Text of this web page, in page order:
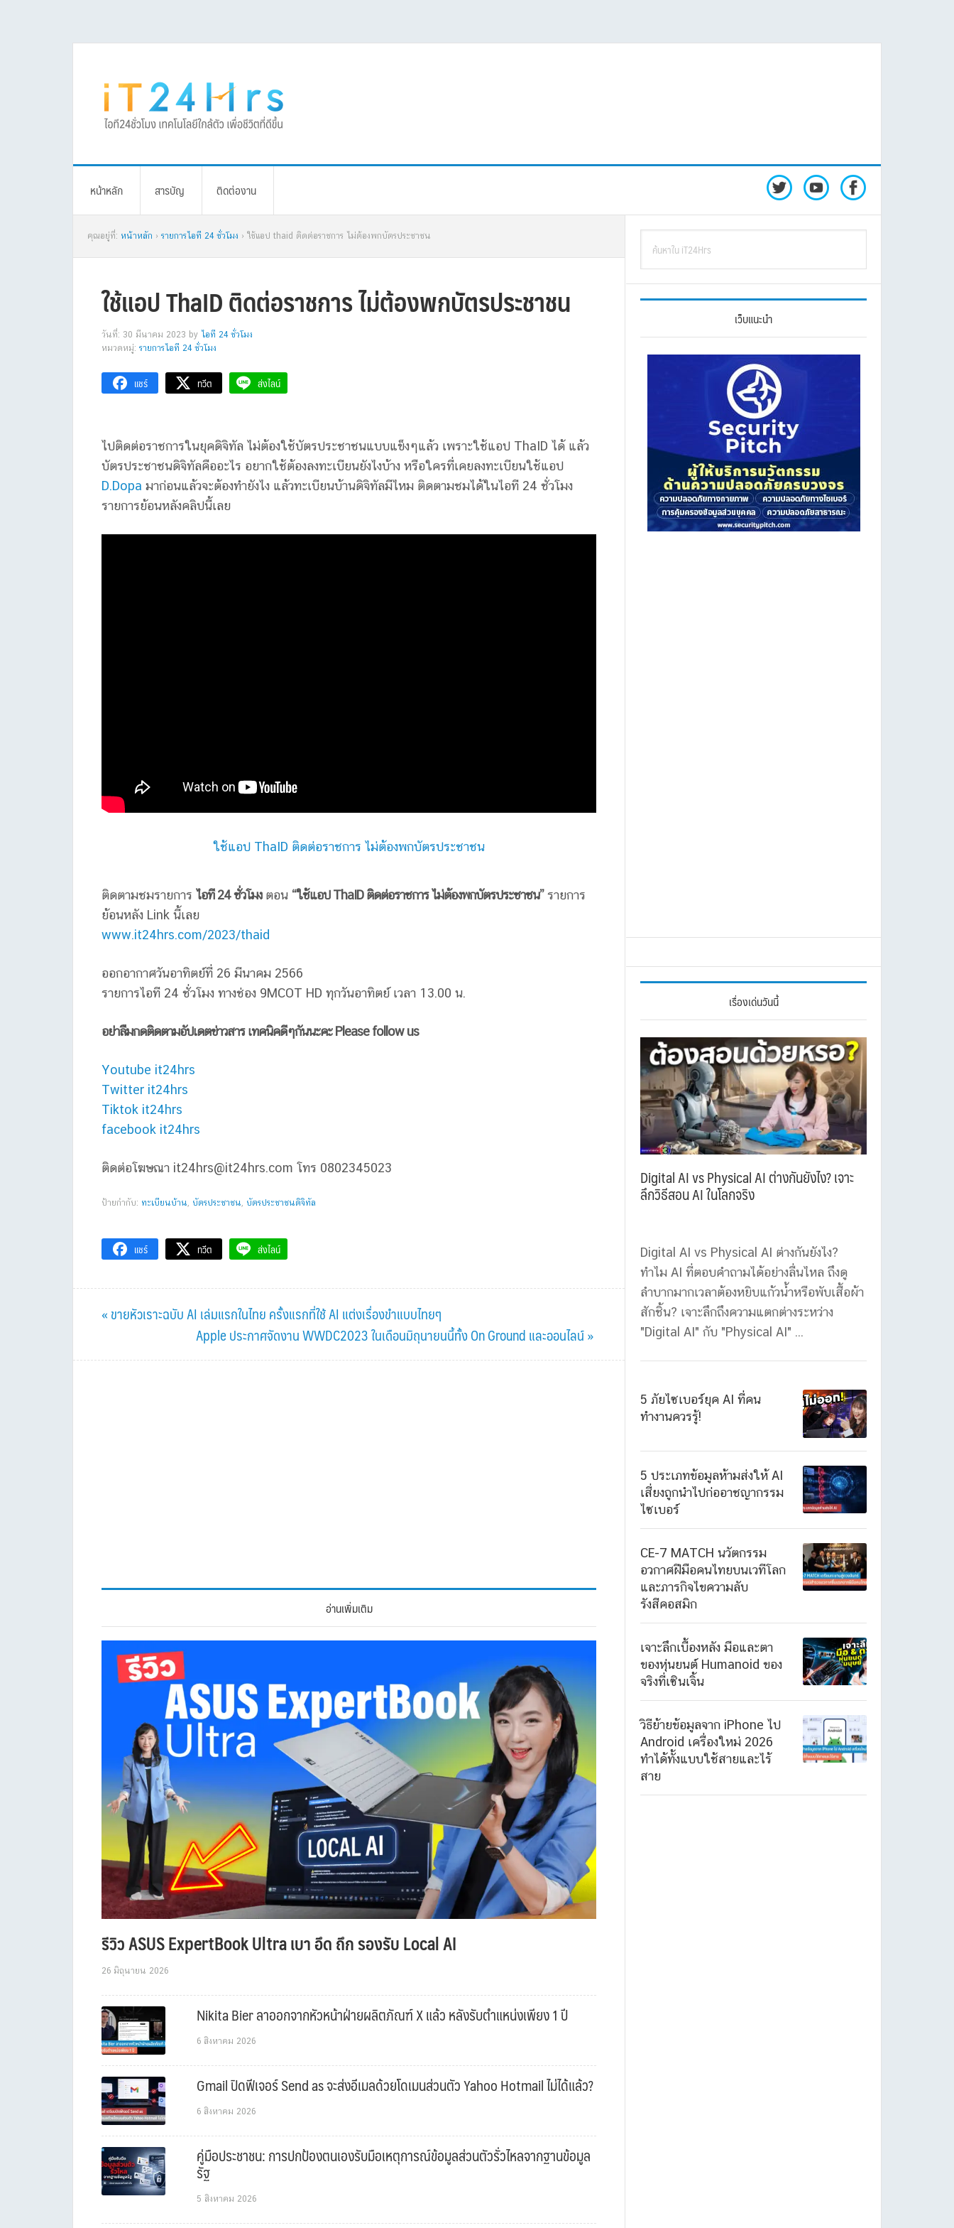
หน้าหลัก สารบัญ ติดต่องาน
คุณอยู่ที่: หน้าหลัก › รายการไอที 24 ชั่วโมง › ใช้แอป thaid ติดต่อราชการ ไม่ต้องพกบัตรประชาชน
ใช้แอป ThaID ติดต่อราชการ ไม่ต้องพกบัตรประชาชน
วันที่: 30 มีนาคม 2023 by ไอที 24 ชั่วโมง
หมวดหมู่: รายการไอที 24 ชั่วโมง
แชร์ ทวีต ส่งไลน์
ไปติดต่อราชการในยุคดิจิทัล ไม่ต้องใช้บัตรประชาชนแบบแข็งๆแล้ว เพราะใช้แอป ThaID ได้ แล้ว
บัตรประชาชนดิจิทัลคืออะไร อยากใช้ต้องลงทะเบียนยังไงบ้าง หรือใครที่เคยลงทะเบียนใช้แอป
D.Dopa มาก่อนแล้วจะต้องทำยังไง แล้วทะเบียนบ้านดิจิทัลมีไหม ติดตามชมได้ในไอที 24 ชั่วโมง
รายการย้อนหลังคลิปนี้เลย
ใช้แอป ThaID ติดต่อราชการ ไม่ต้องพกบัตรประชาชน
ติดตามชมรายการ ไอที 24 ชั่วโมงตอน “ใช้แอป ThaID ติดต่อราชการ ไม่ต้องพกบัตรประชาชน”รายการ
ย้อนหลัง Link นี้เลย
www.it24hrs.com/2023/thaid
ออกอากาศวันอาทิตย์ที่ 26 มีนาคม 2566
รายการไอที 24 ชั่วโมง ทางช่อง 9MCOT HD ทุกวันอาทิตย์ เวลา 13.00 น.
อย่าลืมกดติดตามอัปเดตข่าวสาร เทคนิคดีๆกันนะคะ Please follow us
Youtube it24hrs
Twitter it24hrs
Tiktok it24hrs
facebook it24hrs
ติดต่อโฆษณา it24hrs@it24hrs.com โทร 0802345023
ป้ายกำกับ: ทะเบียนบ้าน, บัตรประชาชน, บัตรประชาชนดิจิทัล
แชร์ ทวีต ส่งไลน์
Previous
« ขายหัวเราะฉบับ AI เล่มแรกในไทย ครั้งแรกที่ใช้ AI แต่งเรื่องขำแบบไทยๆ
Next
Post:
Apple ประกาศจัดงาน WWDC2023 ในเดือนมิถุนายนนี้ทั้ง On Ground และออนไลน์ »
อ่านเพิ่มเติม
รีวิว ASUS ExpertBook Ultra เบา อึด ถึก รองรับ Local AI
26 มิถุนายน 2026
Nikita Bier ลาออกจากหัวหน้าฝ่ายผลิตภัณฑ์ X แล้ว หลังรับตำแหน่งเพียง 1 ปี
6 สิงหาคม 2026
Gmail ปิดฟีเจอร์ Send as จะส่งอีเมลด้วยโดเมนส่วนตัว Yahoo Hotmail ไม่ได้แล้ว?
6 สิงหาคม 2026
คู่มือประชาชน: การปกป้องตนเองรับมือเหตุการณ์ข้อมูลส่วนตัวรั่วไหลจากฐานข้อมูล
รัฐ
5 สิงหาคม 2026
Primary
Sidebar
iT24Hrs
เว็บแนะนำ
เรื่องเด่นวันนี้
Digital AI vs Physical AI ต่างกันยังไง? เจาะ
ลึกวิธีสอน AI ในโลกจริง
Digital AI vs Physical AI ต่างกันยังไง?
ทำไม AI ที่ตอบคำถามได้อย่างลื่นไหล ถึงดู
ลำบากมากเวลาต้องหยิบแก้วน้ำหรือพับเสื้อผ้า
สักชิ้น? เจาะลึกถึงความแตกต่างระหว่าง
"Digital AI" กับ "Physical AI" ...
5 ภัยไซเบอร์ยุค AI ที่คน
ทำงานควรรู้!
5 ประเภทข้อมูลห้ามส่งให้ AI
เสี่ยงถูกนำไปก่ออาชญากรรม
ไซเบอร์
CE-7 MATCH นวัตกรรม
อวกาศฝีมือคนไทยบนเวทีโลก
และภารกิจไขความลับ
รังสีคอสมิก
เจาะลึกเบื้องหลัง มือและตา
ของหุ่นยนต์ Humanoid ของ
จริงที่เซินเจิ้น
วิธีย้ายข้อมูลจาก iPhone ไป
Android เครื่องใหม่ 2026
ทำได้ทั้งแบบใช้สายและไร้
สาย